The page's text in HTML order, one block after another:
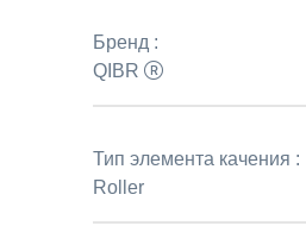
Бренд :
QIBR
Тип элемента качения :
Roller